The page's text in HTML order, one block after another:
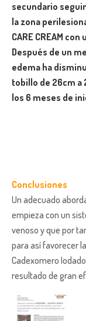
secundario
la zona
CARE CREAM
Después de un
edema ha
tobillo de 26cm a
los 6 meses de
Conclusiones
Un adecuado
empieza con un
venoso y que por
para así favorecer
Cadexomero
resultado de gran